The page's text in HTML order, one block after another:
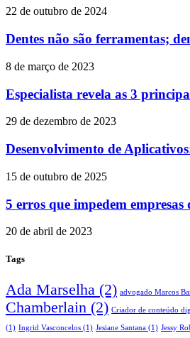
22 de outubro de 2024
Dentes não são ferramentas;
8 de março de 2023
Especialista revela as 3
29 de dezembro de 2023
Desenvolvimento de
15 de outubro de 2025
5 erros que impedem empresas
20 de abril de 2023
Tags
Ada Marselha (2) advogado Marcos
Chamberlain (2) Criador de conteúdo
(1) Ingrid Vasconcelos (1) Jesiane Santana (1) Jessy